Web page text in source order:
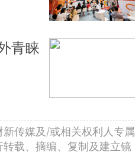
青睐
传媒及/或相关权利人专属
载、摘编、复制及建立镜